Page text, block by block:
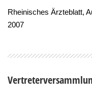
Rheinisches Ärzteblatt,
2007